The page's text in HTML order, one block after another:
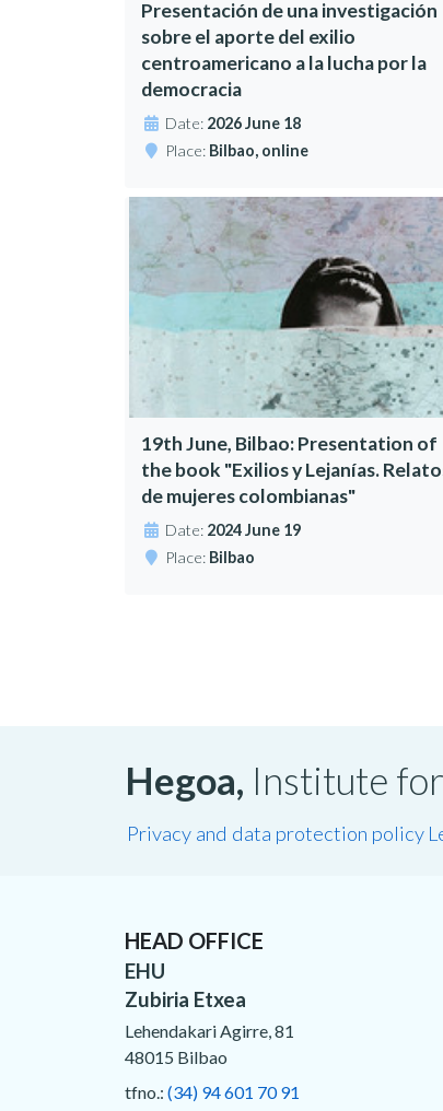
Presentación de una investigación
sobre el aporte del exilio
centroamericano a la lucha por la
democracia
Date: 2026 June 18
Place: Bilbao, online
19th June, Bilbao: Presentation of
the book "Exilios y Lejanías.
de mujeres colombianas"
Date: 2024 June 19
Place: Bilbao
Hegoa, Institute
Privacy and data protection policy
HEAD OFFICE
EHU
Zubiria Etxea
Lehendakari Agirre, 81
48015 Bilbao
tfno.: (34) 94 601 70 91